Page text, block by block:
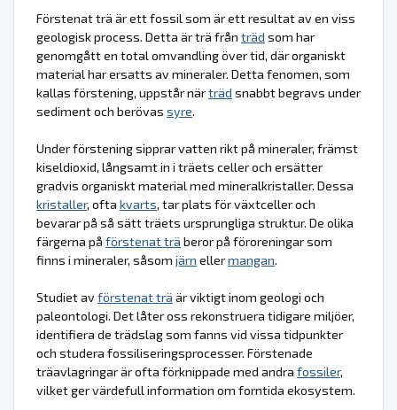
Förstenat trä är ett fossil som är ett resultat av en viss
geologisk process. Detta är trä från träd som har
genomgått en total omvandling över tid, där organiskt
material har ersatts av mineraler. Detta fenomen, som
kallas förstening, uppstår närträd snabbt begravs under
sediment och berövas syre.
Under förstening sipprar vatten rikt på mineraler, främst
kiseldioxid, långsamt in i träets celler och ersätter
gradvis organiskt material med mineralkristaller. Dessa
kristaller, ofta kvarts, tar plats för växtceller och
bevarar på så sätt träets ursprungliga struktur. De olika
färgerna på förstenat trä beror på föroreningar som
finns i mineraler, såsom järn ellermangan.
Studiet avförstenat trä är viktigt inom geologi och
paleontologi. Det låter oss rekonstruera tidigare miljöer,
identifiera de trädslag som fanns vid vissa tidpunkter
och studera fossiliseringsprocesser. Förstenade
träavlagringar är ofta förknippade med andra fossiler,
vilket ger värdefull information om forntida ekosystem.